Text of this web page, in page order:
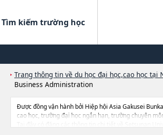
Tìm kiếm trường học
Trang thông tin về du học đại học,cao học tại
Business Administration
Được đồng vận hành bởi Hiệp hội Asia Gakusei
cao học, trường đại học ngắn hạn, trường chuyên
Tại đây có đăng các thông tin chi tiết về Setsunan